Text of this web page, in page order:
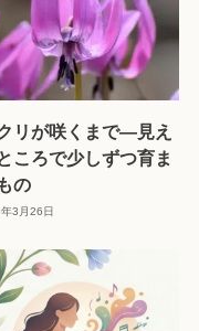
リが咲くまで—見え
ころで少しずつ育ま
の
3月26日